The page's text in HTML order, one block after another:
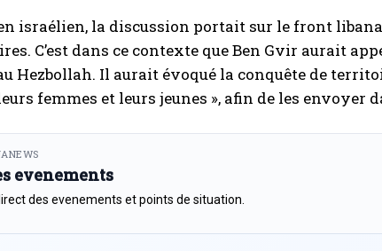
israélien, la discussion portait sur le front
C’est dans ce contexte que Ben Gvir aurait
Hezbollah. Il aurait évoqué la conquête de
femmes et leurs jeunes », afin de les envoyer
evenements
des evenements et points de situation.